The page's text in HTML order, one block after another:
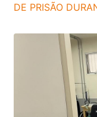
DE PRISÃO